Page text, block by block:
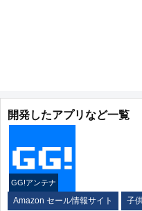
開発したアプリなど一覧
GG!アンテナ
Amazon セール情報サイト 子